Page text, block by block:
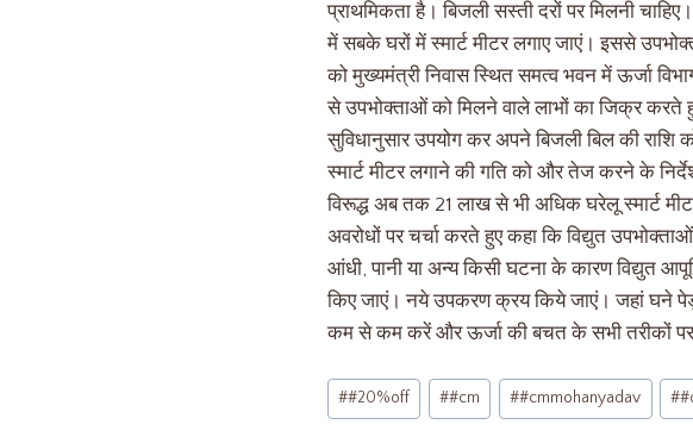
प्राथमिकता है। बिजली सस्ती दरों पर मिलनी
में सबके घरों में स्मार्ट मीटर लगाए जाएं। इससे
को मुख्यमंत्री निवास स्थित समत्व भवन में ऊर्जा
से उपभोक्ताओं को मिलने वाले लाभों का जिक्र
सुविधानुसार उपयोग कर अपने बिजली बिल की राशि
स्मार्ट मीटर लगाने की गति को और तेज करने के
विरूद्ध अब तक 21 लाख से भी अधिक घरेलू स्मार्ट
अवरोधों पर चर्चा करते हुए कहा कि विद्युत
आंधी, पानी या अन्य किसी घटना के कारण विद्युत
किए जाएं। नये उपकरण क्रय किये जाएं। जहां घने
कम से कम करें और ऊर्जा की बचत के सभी तरीकों
##20%off ##cm ##cmmohanyadav #